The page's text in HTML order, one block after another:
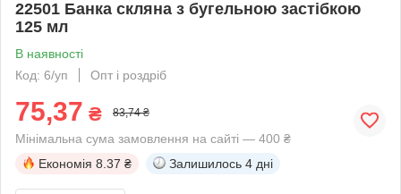
22501 Банка скляна з бугельною застібкою
125 мл
В наявності
Код: 6/уп
Опт і роздріб
75,37 ₴ 83,74 ₴
Мінімальна сума замовлення на сайті — 400 ₴
Економія 8.37 ₴ Залишилось 4 дні